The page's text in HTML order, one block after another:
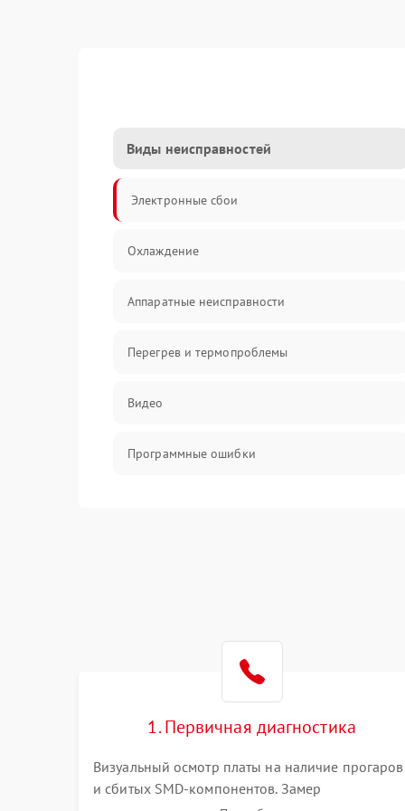
Виды неисправностей
Электронные сбои
Охлаждение
Аппаратные неисправности
Перегрев и термопроблемы
Видео
Программные ошибки
Электронные компоненты
Интерфейсы
1. Первичная диагностика
Визуальный осмотр платы на наличие прогаров
и сбитых SMD-компонентов. Замер